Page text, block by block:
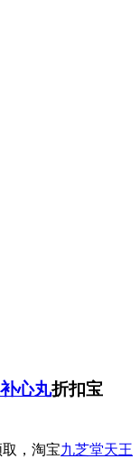
心丸折扣宝
，淘宝九芝堂天王